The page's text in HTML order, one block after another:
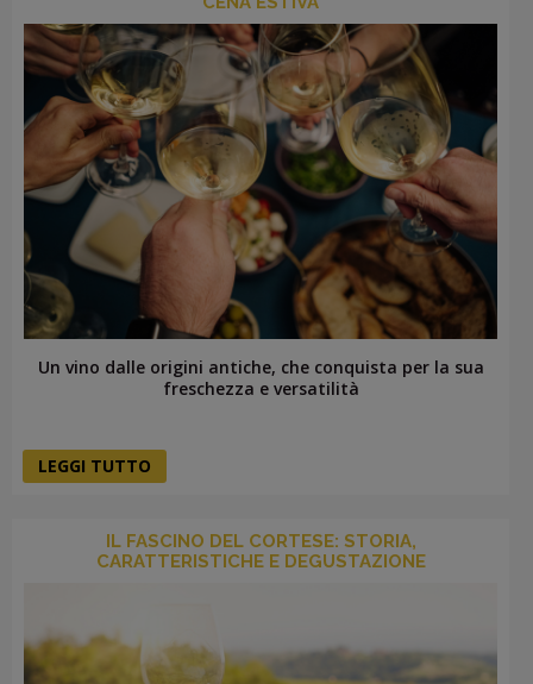
COSA ABBINARE AL VINO FALANGHINA: IDEE PER UNA
CENA ESTIVA
Un vino dalle origini antiche, che conquista per la sua
IL FASCINO DEL CORTESE: STORIA,